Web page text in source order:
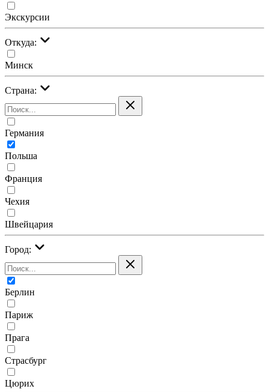
Экскурсии
Откуда:
Минск
Страна:
Германия
Польша
Франция
Чехия
Швейцария
Город:
Берлин
Париж
Прага
Страсбург
Цюрих